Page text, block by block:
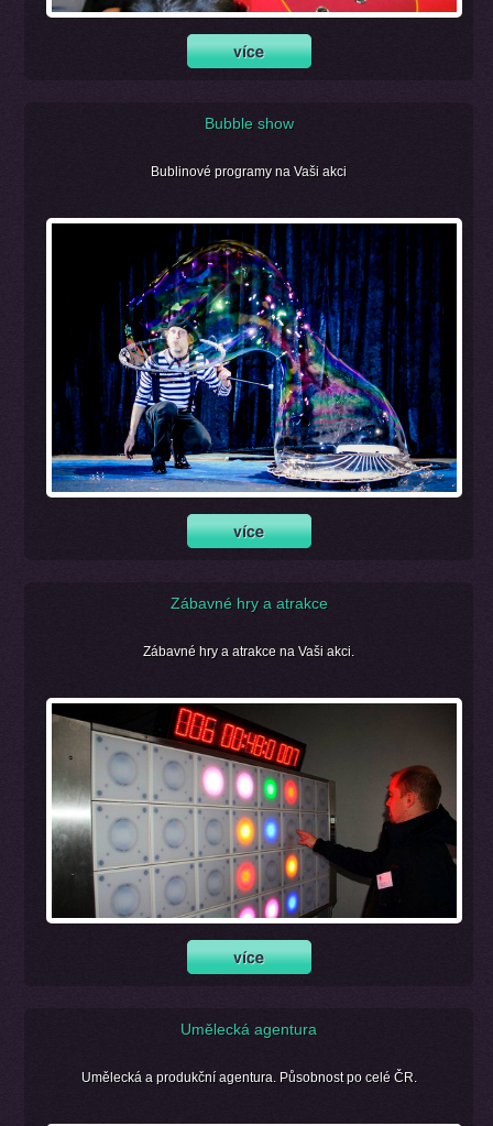
Bubble show
Bublinové programy na Vaši akci
Zábavné hry a atrakce
Zábavné hry a atrakce na Vaši akci.
Umělecká agentura
Umělecká a produkční agentura. Působnost po celé ČR.